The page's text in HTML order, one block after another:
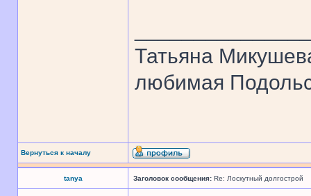
Татьяна
любимая
Вернуться к началу
tanya Заголовок сообщения: Re: Лоскутный долгострой